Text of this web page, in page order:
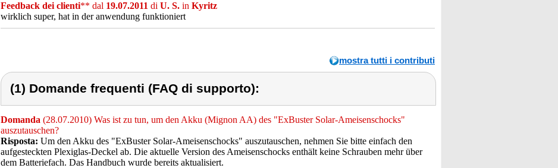
Feedback dei clienti** dal 19.07.2011 di U. S. in Kyritz
wirklich super, hat in der anwendung funktioniert
mostra tutti i contributi
(1) Domande frequenti (FAQ di supporto):
Domanda (28.07.2010) Was ist zu tun, um den Akku (Mignon AA) des "ExBuster Solar-Ameisenschocks"
auszutauschen?
Risposta: Um den Akku des "ExBuster Solar-Ameisenschocks" auszutauschen, nehmen Sie bitte einfach den
aufgesteckten Plexiglas-Deckel ab. Die aktuelle Version des Ameisenschocks enthält keine Schrauben mehr über
dem Batteriefach. Das Handbuch wurde bereits aktualisiert.